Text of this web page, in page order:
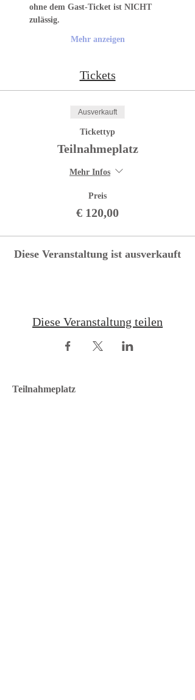
ohne dem Gast-Ticket ist NICHT
zulässig.
Mehr anzeigen
Tickets
Ausverkauft
Tickettyp
Teilnahmeplatz
Mehr Infos
Preis
€ 120,00
Diese Veranstaltung ist ausverkauft
Diese Veranstaltung teilen
Teilnahmeplatz